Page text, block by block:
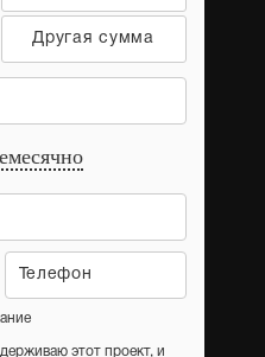
этот проект, и